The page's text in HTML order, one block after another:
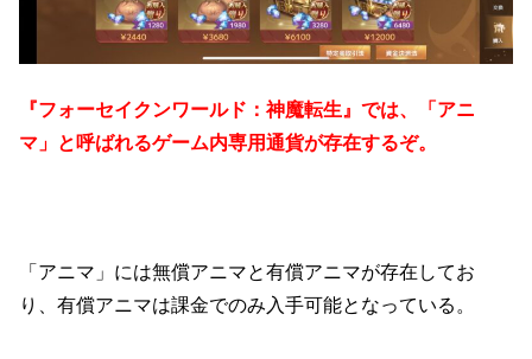
『フォーセイクンワールド：神魔転生』では、「アニ
マ」と呼ばれるゲーム内専用通貨が存在するぞ。
「アニマ」には無償アニマと有償アニマが存在してお
り、有償アニマは課金でのみ入手可能となっている。